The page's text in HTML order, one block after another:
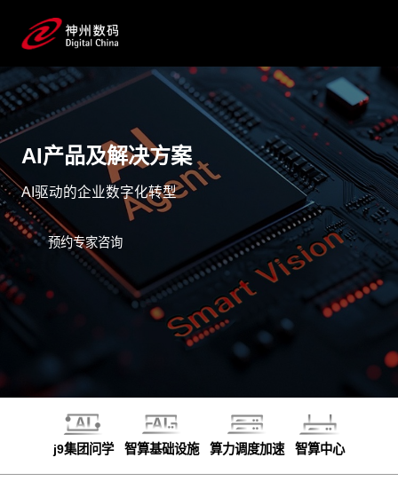
AI产品及解决方案
AI驱动的企业数字化转型
预约专家咨询
j9集团问学 智算基础设施 算力调度加速 智算中心